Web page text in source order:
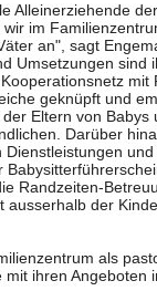
Alleinerziehende
im
an", sagt
Umsetzungen sind
mit
geknüpft und
Eltern von Babys
Darüber
und
Randzeiten-
ausserhalb der
als
ihren Angeboten